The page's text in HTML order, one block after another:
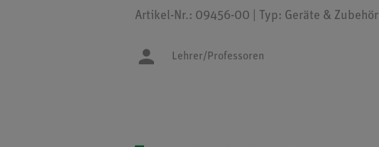
Artikel-Nr.: 09456-00 | Typ: Geräte & Zubehör
Lehrer/Professoren